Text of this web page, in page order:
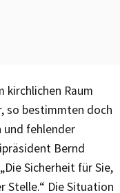
kirchlichen Raum
so bestimmten doch
und fehlender
Bernd
Sicherheit für Sie,
Stelle.“ Die Situation